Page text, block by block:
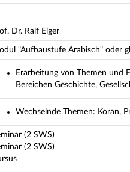
Dr. Ralf Elger
"Aufbaustufe Arabisch" oder
Erarbeitung von Themen und
Bereichen Geschichte,
Wechselnde Themen: Koran,
(2 SWS)
(2 SWS)